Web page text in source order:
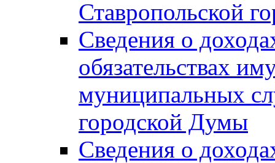
Ставропольской
Сведения о
обязательствах
муниципальных
городской Думы
Сведения о